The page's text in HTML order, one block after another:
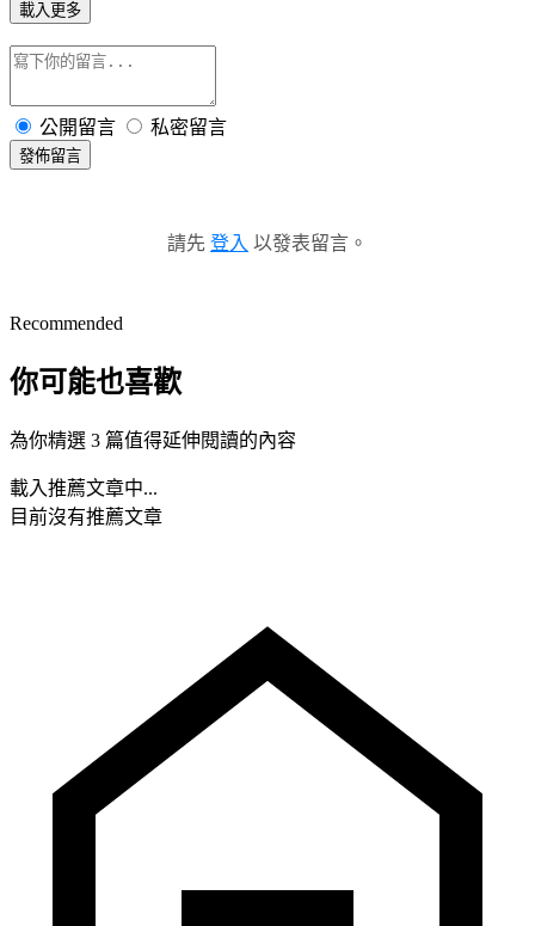
載入更多
公開留言 私密留言
發佈留言
請先 登入 以發表留言。
Recommended
你可能也喜歡
為你精選 3 篇值得延伸閱讀的內容
載入推薦文章中...
目前沒有推薦文章